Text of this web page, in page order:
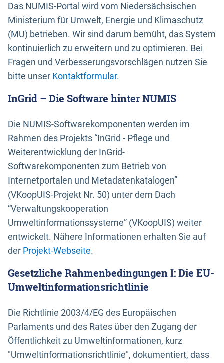
Das NUMIS-Portal wird vom Niedersächsischen
Ministerium für Umwelt, Energie und Klimaschutz
(MU) betrieben. Wir sind darum bemüht, das System
kontinuierlich zu erweitern und zu optimieren. Bei
Fragen und Verbesserungsvorschlägen nutzen Sie
bitte unser Kontaktformular.
InGrid – Die Software hinter NUMIS
Die NUMIS-Softwarekomponenten werden im
Rahmen des Projekts “InGrid - Pflege und
Weiterentwicklung der InGrid-
Softwarekomponenten zum Betrieb von
Internetportalen und Metadatenkatalogen”
(VKoopUIS-Projekt Nr. 50) unter dem Dach
“Verwaltungskooperation
Umweltinformationssysteme” (VKoopUIS) weiter
entwickelt. Nähere Informationen erhalten Sie auf
der Projekt-Webseite.
Gesetzliche Rahmenbedingungen I: Die EU-
Umweltinformationsrichtlinie
Die Richtlinie 2003/4/EG des Europäischen
Parlaments und des Rates über den Zugang der
Öffentlichkeit zu Umweltinformationen, kurz
"Umweltinformationsrichtlinie", dokumentiert, dass